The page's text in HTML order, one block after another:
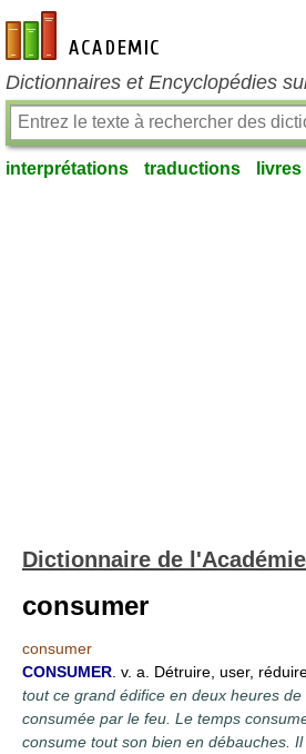
fr-academic.com
Dictionnaires et Encyclopédies
interprétations traductions livres
Dictionnaire de
consumer
consumer
CONSUMER . v. a. Détruire, user,
tout ce grand édifice en deux heures
consumée par le feu. Le temps
consume tout son bien en débauches.